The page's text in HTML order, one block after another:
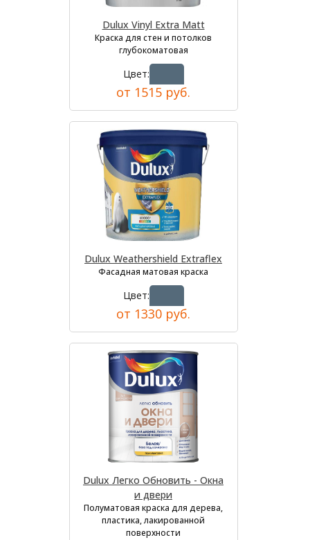
Dulux Vinyl Extra Matt
Краска для стен и потолков
глубокоматовая
Цвет:
от 1515 руб.
Dulux Weathershield Extraflex
Фасадная матовая краска
Цвет:
от 1330 руб.
Dulux Легко Обновить - Окна
и двери
Полуматовая краска для дерева,
пластика, лакированной
поверхности